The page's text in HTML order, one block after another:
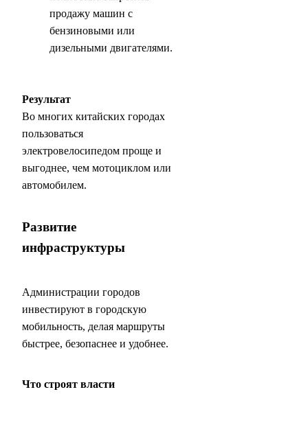
продажу машин с
бензиновыми или
дизельными двигателями.
Результат
Во многих китайских городах
пользоваться
электровелосипедом проще и
выгоднее, чем мотоциклом или
автомобилем.
Развитие
инфраструктуры
Администрации городов
инвестируют в городскую
мобильность, делая маршруты
быстрее, безопаснее и удобнее.
Что строят власти